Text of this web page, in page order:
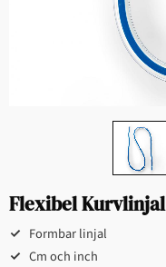
Flexibel Kurvlinjal
Formbar linjal
Cm och inch